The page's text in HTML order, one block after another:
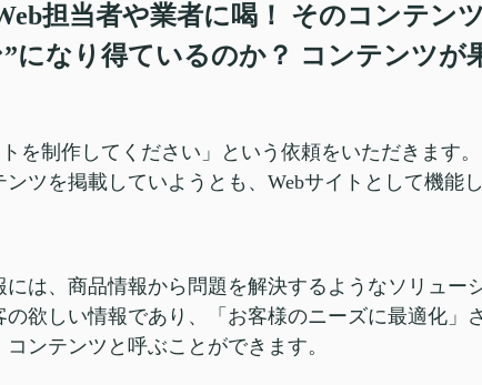
担当者や業者に喝！ そのコンテン
になり得ているのか？ コンテンツが
を制作してください」という依頼をいただきます。
ツを掲載していようとも、Webサイトとして機能
は、商品情報から問題を解決するようなソリュー
欲しい情報であり、「お客様のニーズに最適化」
ンテンツと呼ぶことができます。